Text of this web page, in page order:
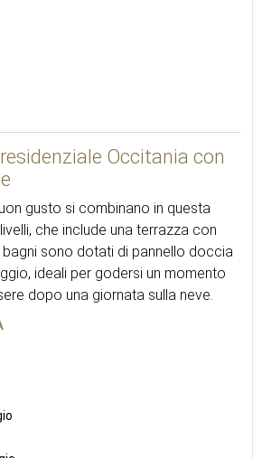
Occitania con
gusto si combinano in questa
che include una terrazza con
sono dotati di pannello doccia
ideali per godersi un momento
dopo una giornata sulla neve.